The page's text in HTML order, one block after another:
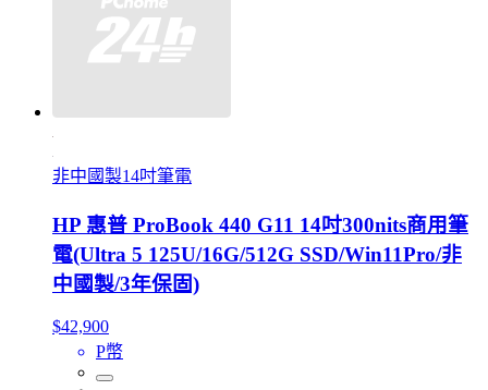
非中國製14吋筆電
HP 惠普 ProBook 440 G11 14吋300nits商用筆
電(Ultra 5 125U/16G/512G SSD/Win11Pro/非
中國製/3年保固)
$42,900
P幣